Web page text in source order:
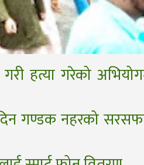
गरी हत्या गरेको
गण्डक नहरको